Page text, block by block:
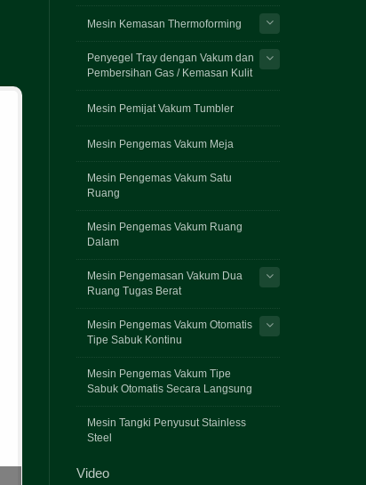
Mesin Kemasan Thermoforming
Penyegel Tray dengan Vakum dan
Pembersihan Gas / Kemasan Kulit
Mesin Pemijat Vakum Tumbler
Mesin Pengemas Vakum Meja
Mesin Pengemas Vakum Satu
Ruang
Mesin Pengemas Vakum Ruang
Dalam
Mesin Pengemasan Vakum Dua
Ruang Tugas Berat
Mesin Pengemas Vakum Otomatis
Tipe Sabuk Kontinu
Mesin Pengemas Vakum Tipe
Sabuk Otomatis Secara Langsung
Mesin Tangki Penyusut Stainless
Steel
Video